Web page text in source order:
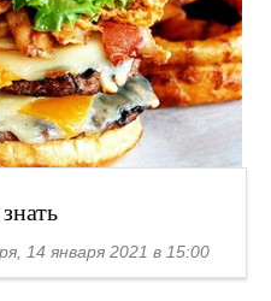
14 января 2021 в 15:00